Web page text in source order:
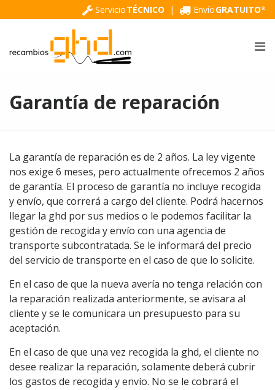
ServicioTÉCNICO | EnvíoGRATUITO*
Garantía de reparación
La garantía de reparación es de 2 años. La ley vigente
nos exige 6 meses, pero actualmente ofrecemos 2 años
de garantía. El proceso de garantía no incluye recogida
y envío, que correrá a cargo del cliente. Podrá hacernos
llegar la ghd por sus medios o le podemos facilitar la
gestión de recogida y envío con una agencia de
transporte subcontratada. Se le informará del precio
del servicio de transporte en el caso de que lo solicite.
En el caso de que la nueva avería no tenga relación con
la reparación realizada anteriormente, se avisara al
cliente y se le comunicara un presupuesto para su
aceptación.
En el caso de que una vez recogida la ghd, el cliente no
desee realizar la reparación, solamente deberá cubrir
los gastos de recogida y envío. No se le cobrará el
INICIO
COMPRAR GHD